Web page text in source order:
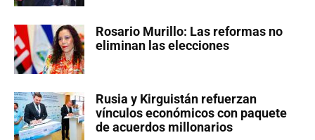
Rosario Murillo: Las reformas no
eliminan las elecciones
Rusia y Kirguistán refuerzan
vínculos económicos con paquete
de acuerdos millonarios